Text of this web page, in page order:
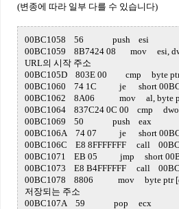
(변종에 따라 일부 다를 수 있습니다)
00BC1058 56 push esi
00BC1059 8B7424 08 mov esi,
URL의 시작 주소
00BC105D 803E 00 cmp byte ptr
00BC1060 74 1C je short
00BC1062 8A06 mov al, byte
00BC1064 837C24 0C 00 cmp
00BC1069 50 push eax
00BC106A 74 07 je short
00BC106C E8 8FFFFFFF call
00BC1071 EB 05 jmp short
00BC1073 E8 B4FFFFFF call
00BC1078 8806 mov byte ptr
저장되는 주소
00BC107A 59 pop ecx